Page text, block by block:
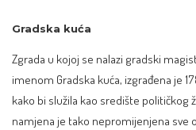
Gradska kuća
Zgrada u kojoj se nalazi gradski
imenom Gradska kuća, izgrađena je
kako bi služila kao središte političkog
namjena je tako nepromijenjena sve